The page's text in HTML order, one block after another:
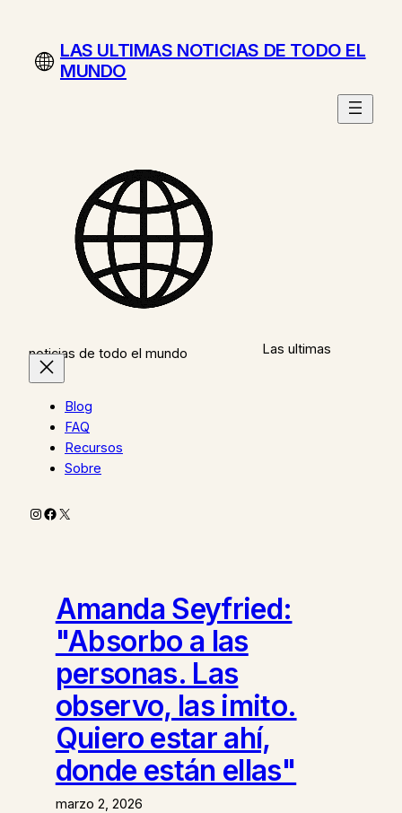
contenidoLAS ULTIMAS NOTICIAS DE TODO EL
MUNDO
Las ultimas
noticias de todo el mundo
Blog
FAQ
Recursos
Sobre
Instagram
Facebook
X
Amanda Seyfried:
"Absorbo a las
personas. Las
observo, las imito.
Quiero estar ahí,
donde están ellas"
marzo 2, 2026